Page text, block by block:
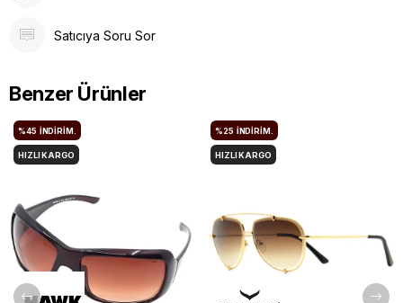
Satıcıya Soru Sor
Benzer Ürünler
%45 İNDIRIM.
HIZLI KARGO
%25 İNDIRIM.
HIZLI KARGO